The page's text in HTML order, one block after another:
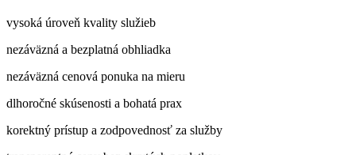
vysoká úroveň kvality služieb
nezáväzná a bezplatná obhliadka
nezáväzná cenová ponuka na mieru
dlhoročné skúsenosti a bohatá prax
korektný prístup a zodpovednosť za služby